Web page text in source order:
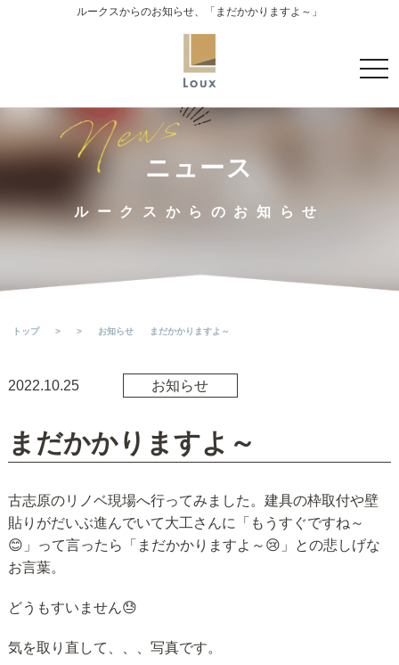
ルークスからのお知らせ、「まだかかりますよ～」
t
g
ニュース
ルークスからのお知らせ
トップ > > お知らせ まだかかりますよ～
2022.10.25 お知らせ
まだかかりますよ～
古志原のリノベ現場へ行ってみました。建具の枠取付や壁
貼りがだいぶ進んでいて大工さんに「もうすぐですね～
😊」って言ったら「まだかかりますよ～😢」との悲しげな
お言葉。
どうもすいません😓
気を取り直して、、、写真です。